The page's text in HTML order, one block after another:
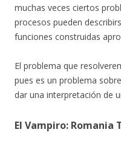
muchas veces ciertos
procesos pueden
funciones construidas
El problema que
pues es un problema
dar una interpretación de
El Vampiro: Romania